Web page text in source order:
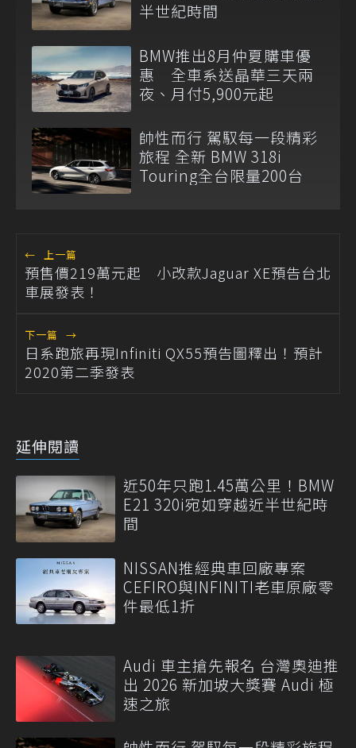
半世紀時間
BMW推出8月仲夏購車優
惠 全車系送晶華三天兩
夜、月付5,900元起
帥性而行 駕馭每一段精彩
旅程 全新 BMW 318i
Touring全台限量200台
← 上一篇
預售價219萬元起 小改款Jaguar XE預告台北
車展發表！
下一篇 →
日系跑旅再現Infiniti QX55預告圖釋出！預計
2020第二季發表
延伸閱讀
近50年只跑1.45萬公里！BMW
E21 320i宛如穿越近半世紀時
間
NISSAN推經典車回廠專案
CEFIRO與INFINITI老車原廠零
件最低1折
Audi 車主搶先報名 台灣奧迪推
出 2026 新加坡大獎賽 Audi 極
速之旅